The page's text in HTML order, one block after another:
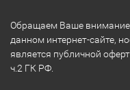
Обращаем Ваше
данном интернет-сайте,
является публичной
ч.2 ГК РФ.